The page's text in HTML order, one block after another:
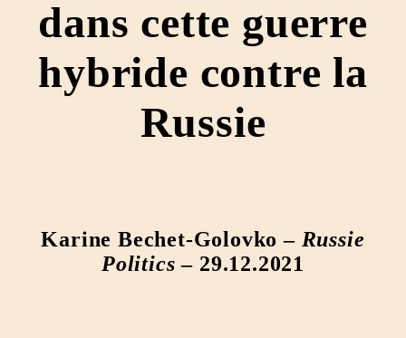
dans cette guerre
hybride contre la
Russie
Karine Bechet-Golovko – Russie
Politics – 29.12.2021